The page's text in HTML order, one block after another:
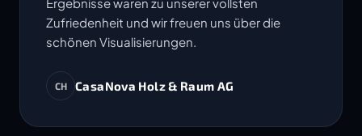
Zufriedenheit und wir freuen uns über die
schönen Visualisierungen.
CH CasaNova Holz & Raum AG